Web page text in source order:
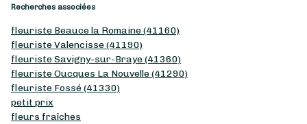
Recherches associées
fleuriste Beauce la Romaine (41160)
fleuriste Valencisse (41190)
fleuriste Savigny-sur-Braye (41360)
fleuriste Oucques La Nouvelle (41290)
fleuriste Fossé (41330)
petit prix
fleurs fraîches